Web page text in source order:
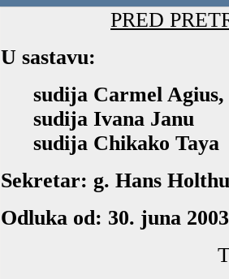
PRED
U sastavu:
sudija Carmel
sudija Ivana Janu
sudija Chikako Taya
Sekretar: g. Hans
Odluka od: 30. juna